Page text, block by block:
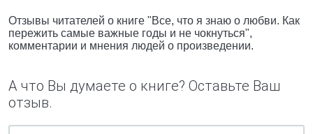
Отзывы читателей о книге "Все, что я знаю о любви. Как
пережить самые важные годы и не чокнуться",
комментарии и мнения людей о произведении.
А что Вы думаете о книге? Оставьте Ваш
отзыв.